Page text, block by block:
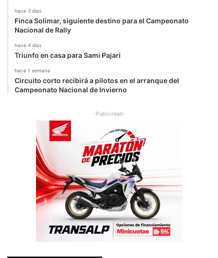
hace 3 días
Finca Solimar, siguiente destino para el Campeonato
Nacional de Rally
hace 4 días
Triunfo en casa para Sami Pajari
hace 1 semana
Circuito corto recibirá a pilotos en el arranque del
Campeonato Nacional de Invierno
-Publicidad-